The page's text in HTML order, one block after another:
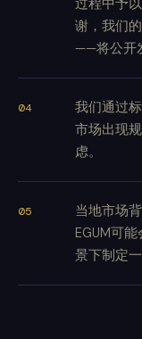
谢，我们
——将公开
我们通过
市场出现
虑。
当地市场
EGUM可
景下制定